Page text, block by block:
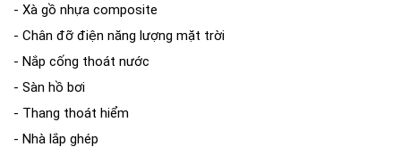
- Xà gồ nhựa composite
- Chân đỡ điện năng lượng mặt trời
- Nắp cống thoát nước
- Sàn hồ bơi
- Thang thoát hiểm
- Nhà lắp ghép